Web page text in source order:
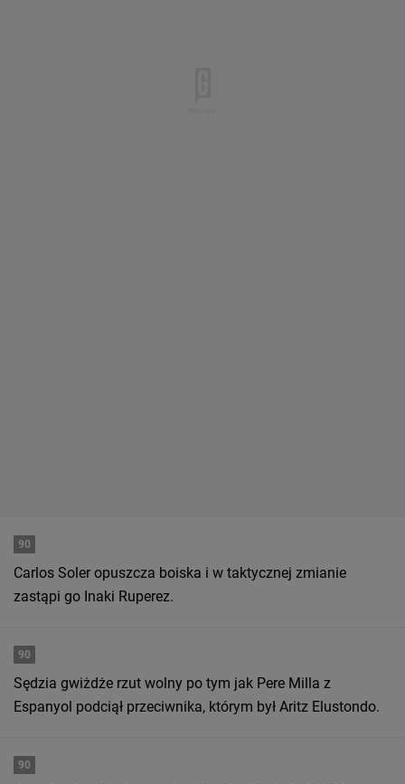
90
Carlos Soler opuszcza boiska i w taktycznej zmianie
zastąpi go Inaki Ruperez.
90
Sędzia gwiżdże rzut wolny po tym jak Pere Milla z
Espanyol podciął przeciwnika, którym był Aritz Elustondo.
90